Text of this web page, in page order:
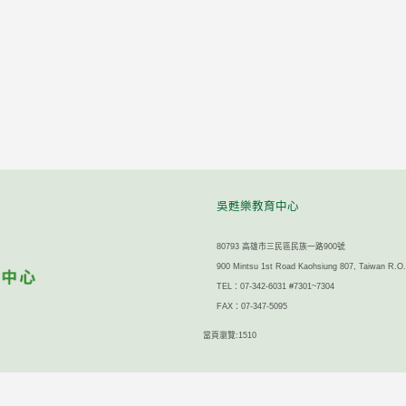
吳甦樂教育中心
80793 高雄市三民區民族一路900號
900 Mintsu 1st Road Kaohsiung 807, Taiwan
TEL：07-342-6031 #7301~7304
FAX：07-347-5095
當頁瀏覽:1510